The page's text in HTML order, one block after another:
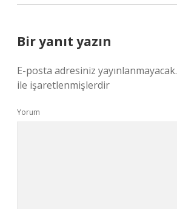
Bir yanıt yazın
E-posta adresiniz yayınlanmayacak.
ile işaretlenmişlerdir
Yorum